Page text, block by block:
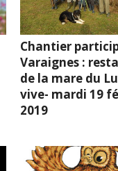
Chantier
Varaignes :
de la mare du
vive- mardi 19
2019